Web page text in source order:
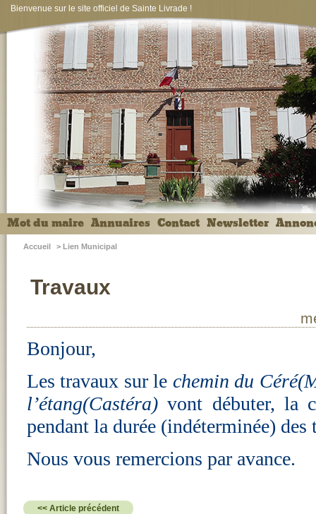
Bienvenue sur le site officiel de Sainte Livrade !
Mot du maire Annuaires Contact Newsletter
Accueil > Lien Municipal
Travaux
Bonjour,
Les travaux sur le chemin du
l’étang(Castéra) vont débuter, la
pendant la durée (indéterminée)
Nous vous remercions par avance.
<< Article précédent